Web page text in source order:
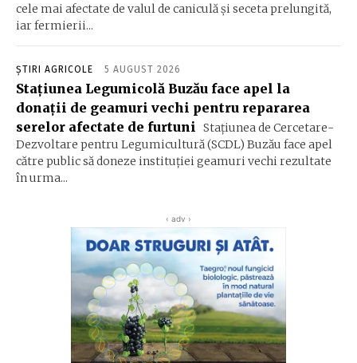
cele mai afectate de valul de caniculă și seceta prelungită,
iar fermierii...
ȘTIRI AGRICOLE 5 AUGUST 2026
Stațiunea Legumicolă Buzău face apel la
donații de geamuri vechi pentru repararea
serelor afectate de furtuni
Stațiunea de Cercetare-
Dezvoltare pentru Legumicultură (SCDL) Buzău face apel
către public să doneze instituției geamuri vechi rezultate
în urma...
‹ adv ›